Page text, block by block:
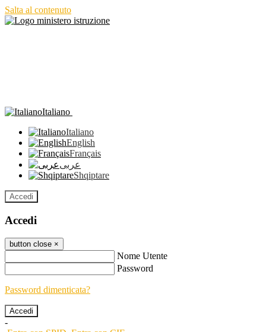
Salta al contenuto
Italiano
Italiano
English
Français
عربى
Shqiptare
Accedi
Accedi
button close ×
Nome Utente
Password
Password dimenticata?
-